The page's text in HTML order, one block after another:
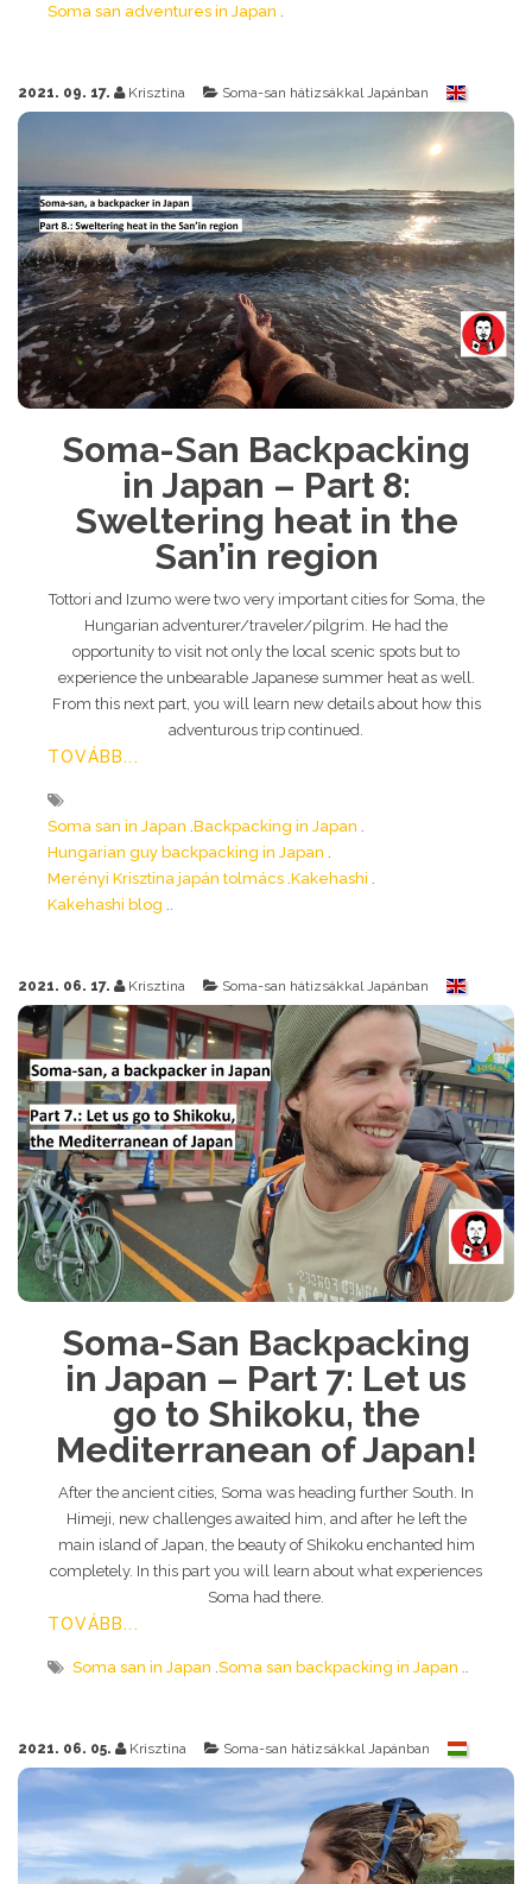
Soma san adventures in Japan
2021. 09. 17. Krisztina Soma-san hátizsákkal Japánban
Soma-San Backpacking
in Japan – Part 8:
Sweltering heat in the
San’in region
Tottori and Izumo were two very important cities for Soma, the
Hungarian adventurer/traveler/pilgrim. He had the
opportunity to visit not only the local scenic spots but to
experience the unbearable Japanese summer heat as well.
From this next part, you will learn new details about how this
adventurous trip continued.
TOVÁBB...
Soma san in Japan Backpacking in Japan
Hungarian guy backpacking in Japan
Merényi Krisztina japán tolmács Kakehashi
Kakehashi blog
2021. 06. 17. Krisztina Soma-san hátizsákkal Japánban
Soma-San Backpacking
in Japan – Part 7: Let us
go to Shikoku, the
Mediterranean of Japan!
After the ancient cities, Soma was heading further South. In
Himeji, new challenges awaited him, and after he left the
main island of Japan, the beauty of Shikoku enchanted him
completely. In this part you will learn about what experiences
Soma had there.
TOVÁBB...
Soma san in Japan Soma san backpacking in Japan
2021. 06. 05. Krisztina Soma-san hátizsákkal Japánban